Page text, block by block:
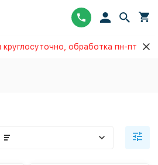
обработка пн-пт